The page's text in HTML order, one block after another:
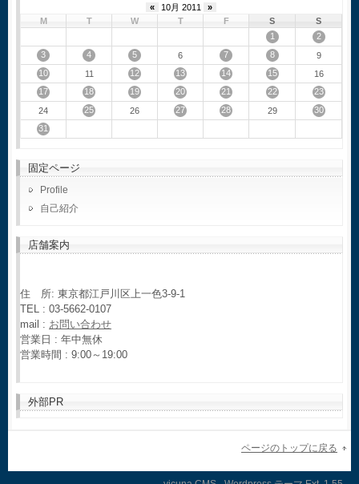
« 10月 2011
»
M
T W T F S
S
1
2
3
4 5 6 7 8
9
10
11 12 13 14 15
16
17
18 19 20 21 22
23
24
25 26 27 28 29
30
31
固定ページ
Profile
自己紹介
店舗案内
住 所: 東京都江戸川区上一色3-9-1
TEL : 03-5662-0107
mail : お問い合わせ
営業日 : 年中無休
営業時間 : 9:00～19:00
外部PR
ページのトップに戻る